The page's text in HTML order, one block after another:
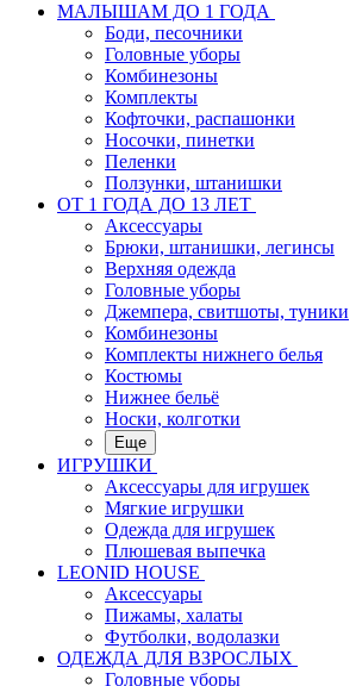
МАЛЫШАМ ДО 1 ГОДА
Боди, песочники
Головные уборы
Комбинезоны
Комплекты
Кофточки, распашонки
Носочки, пинетки
Пеленки
Ползунки, штанишки
ОТ 1 ГОДА ДО 13 ЛЕТ
Аксессуары
Брюки, штанишки, легинсы
Верхняя одежда
Головные уборы
Джемпера, свитшоты, туники
Комбинезоны
Комплекты нижнего белья
Костюмы
Нижнее бельё
Носки, колготки
Еще
ИГРУШКИ
Аксессуары для игрушек
Мягкие игрушки
Одежда для игрушек
Плюшевая выпечка
LEONID HOUSE
Аксессуары
Пижамы, халаты
Футболки, водолазки
ОДЕЖДА ДЛЯ ВЗРОСЛЫХ
Головные уборы